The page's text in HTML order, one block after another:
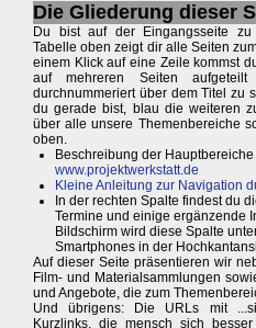
Die Gliederung dieser
Du bist auf der Eingangsseite
Tabelle oben zeigt dir alle Seiten
einem Klick auf eine Zeile kommst
auf mehreren Seiten
durchnummeriert über dem Titel zu
du gerade bist, blau die weiteren
über alle unsere Themenbereiche
oben.
Beschreibung der
www.projektwerkstatt.de
Kleine Anleitung zur Navigation
In der rechten Spalte findest du
Termine und einige ergänzende
Bildschirm wird diese Spalte
Smartphones in der
Auf dieser Seite präsentieren wir
Film- und Materialsammlungen
und Angebote, die zum
Und übrigens: Die URLs mit
Kurzlinks, die mensch sich